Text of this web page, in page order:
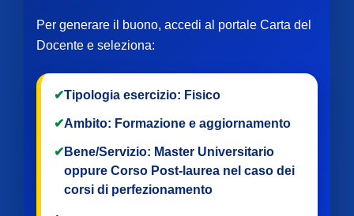
Per generare il buono, accedi al portale Carta del
Docente e seleziona:
✔Tipologia esercizio: Fisico
✔Ambito: Formazione e aggiornamento
✔ Bene/Servizio: Master Universitario
oppure Corso Post-laurea nel caso dei
corsi di perfezionamento